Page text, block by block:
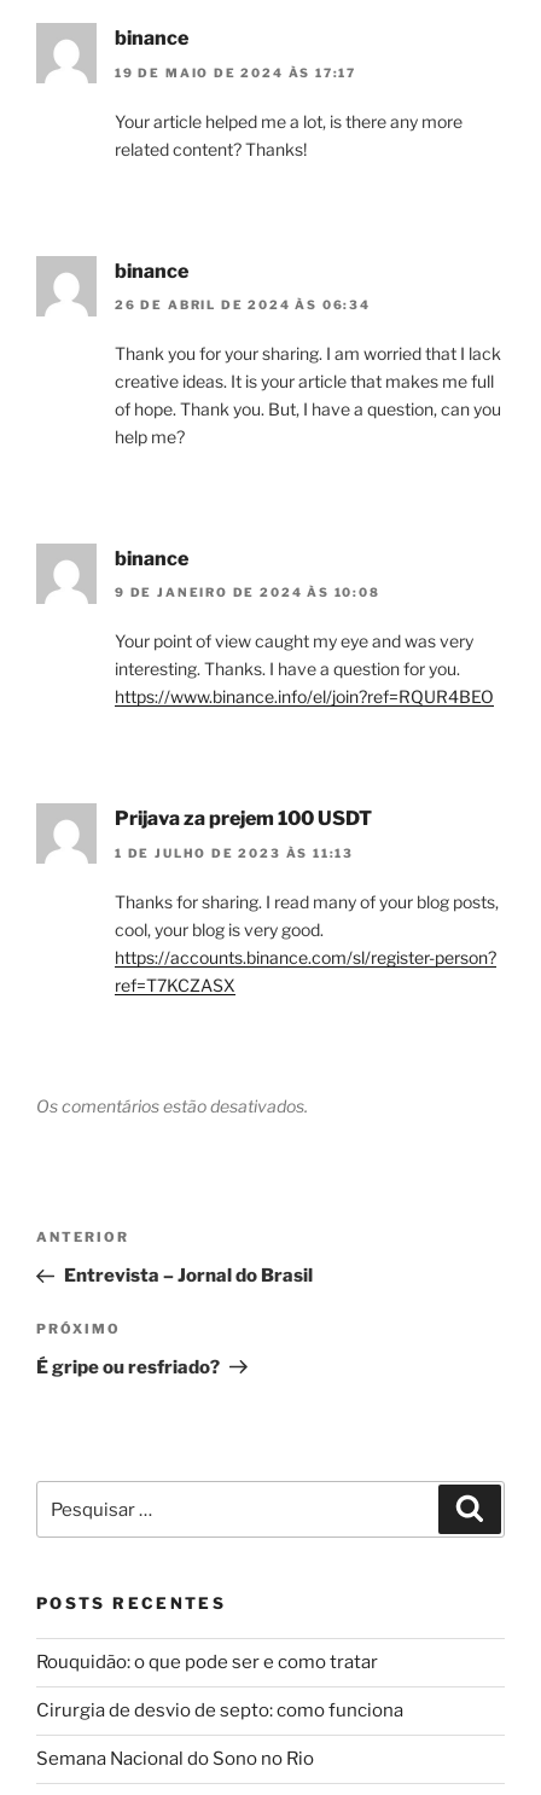
binance
19 DE MAIO DE 2024 ÀS 17:17
Your article helped me a lot, is there any more
related content? Thanks!
binance
26 DE ABRIL DE 2024 ÀS 06:34
Thank you for your sharing. I am worried that I lack
creative ideas. It is your article that makes me full
of hope. Thank you. But, I have a question, can you
help me?
binance
9 DE JANEIRO DE 2024 ÀS 10:08
Your point of view caught my eye and was very
interesting. Thanks. I have a question for you.
https://www.binance.info/el/join?ref=RQUR4BEO
Prijava za prejem 100 USDT
1 DE JULHO DE 2023 ÀS 11:13
Thanks for sharing. I read many of your blog posts,
cool, your blog is very good.
https://accounts.binance.com/sl/register-person?
ref=T7KCZASX
Os comentários estão desativados.
Navegação
Post
Post
anterior
ANTERIOR
Entrevista – Jornal do Brasil
Próximo
post
PRÓXIMO
É gripe ou resfriado?
por:
POSTS RECENTES
Rouquidão: o que pode ser e como tratar
Cirurgia de desvio de septo: como funciona
Semana Nacional do Sono no Rio